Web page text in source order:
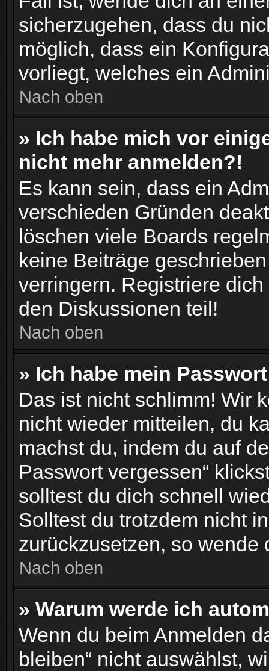
sicherzugehen, dass du
möglich, dass ein
vorliegt, welches ein
Nach oben
» Ich habe mich vor
nicht mehr anmelden?!
Es kann sein, dass ein
verschieden Gründen
löschen viele Boards
keine Beiträge
verringern. Registriere
den Diskussionen teil!
Nach oben
» Ich habe mein
Das ist nicht schlimm! Wir
nicht wieder mitteilen, du
machst du, indem du auf
Passwort vergessen“
solltest du dich schnell
Solltest du trotzdem nicht
zurückzusetzen, so
Nach oben
» Warum werde ich
Wenn du beim Anmelden
bleiben“ nicht auswählst,